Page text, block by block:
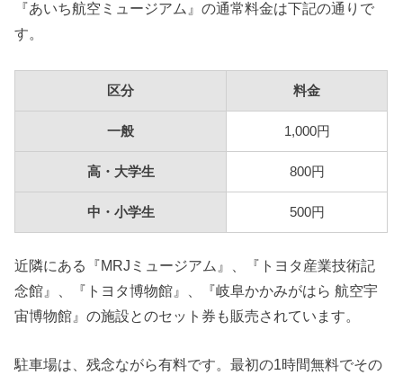
『あいち航空ミュージアム』の通常料金は下記の通りで
す。
区分 料金
一般 1,000円
高・大学生 800円
中・小学生 500円
近隣にある『MRJミュージアム』、『トヨタ産業技術記
念館』、『トヨタ博物館』、『岐阜かかみがはら 航空宇
宙博物館』の施設とのセット券も販売されています。
駐車場は、残念ながら有料です。最初の1時間無料でその